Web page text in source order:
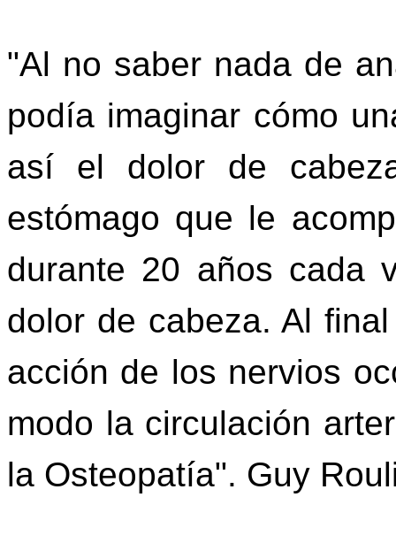
"Al no saber nada de
podía imaginar cómo
así el dolor de
estómago que le
durante 20 años cada
dolor de cabeza. Al
acción de los nervios
modo la circulación
la Osteopatía". Guy